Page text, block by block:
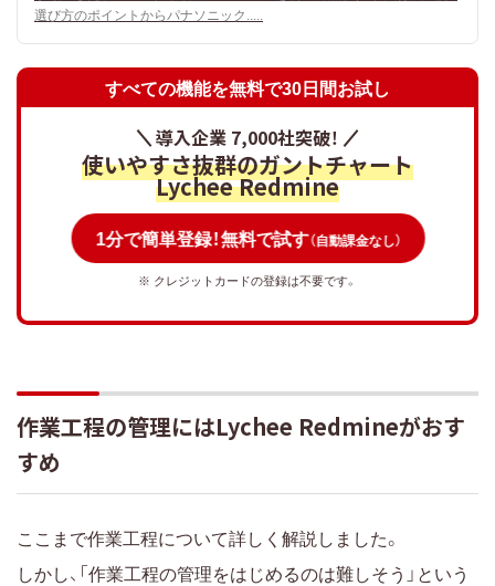
選び方のポイントからパナソニック.....
すべての機能を無料で30日間お試し
導入企業 7,000社突破！
使いやすさ抜群のガントチャート
Lychee Redmine
1分で簡単登録！無料で試す（自動課金なし）
※ クレジットカードの登録は不要です。
作業工程の管理にはLychee Redmineがおす
すめ
ここまで作業工程について詳しく解説しました。
しかし、「作業工程の管理をはじめるのは難しそう」という